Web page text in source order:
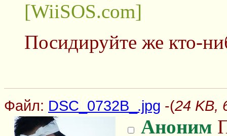
[WiiSOS.com]
Посидируйте же кто-
Файл: DSC_0732B_.jpg -(24 KB,
Аноним